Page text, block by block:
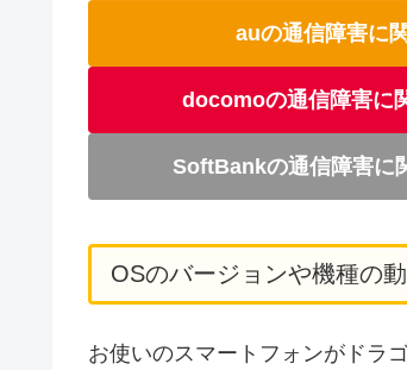
auの通信障害に
docomoの通信障害に
SoftBankの通信障害に
OSのバージョンや機種の
お使いのスマートフォンがドラ